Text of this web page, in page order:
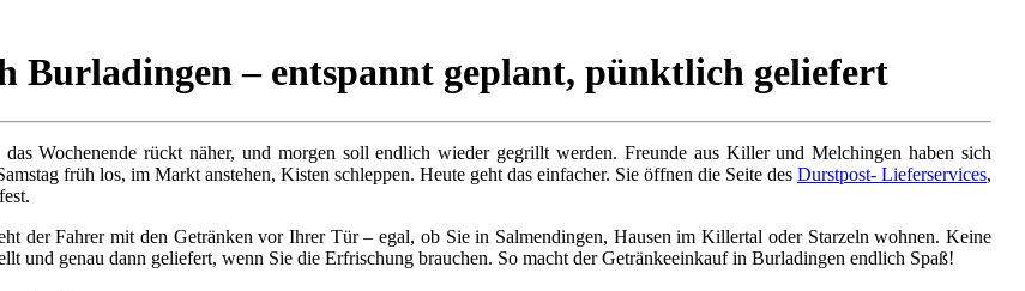
Burladingen – entspannt geplant, pünktlich geliefert
Wochenende rückt näher, und morgen soll endlich wieder gegrillt werden. Freunde aus Killer und Melchingen haben sich
früh los, im Markt anstehen, Kisten schleppen. Heute geht das einfacher. Sie öffnen die Seite des Durstpost- Lieferservices,
der Fahrer mit den Getränken vor Ihrer Tür – egal, ob Sie in Salmendingen, Hausen im Killertal oder Starzeln wohnen. Keine
und genau dann geliefert, wenn Sie die Erfrischung brauchen. So macht der Getränkeeinkauf in Burladingen endlich Spaß!